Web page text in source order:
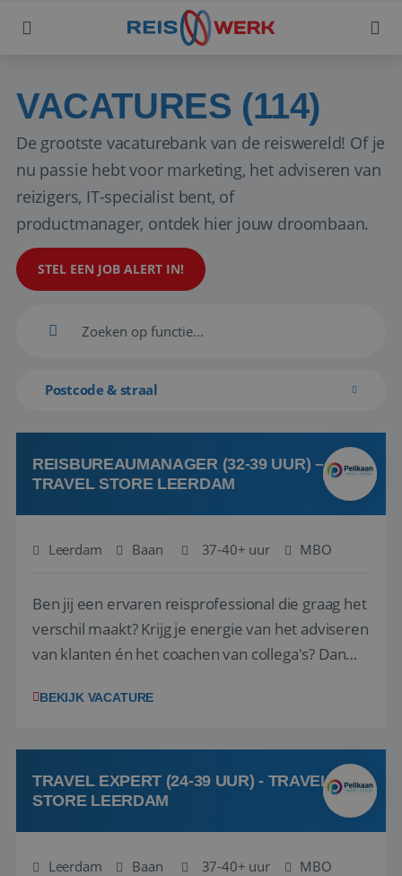
VACATURES (114)
De grootste vacaturebank van de reiswereld! Of je
nu passie hebt voor marketing, het adviseren van
reizigers, IT-specialist bent, of
productmanager, ontdek hier jouw droombaan.
STEL EEN JOB ALERT IN!
Postcode & straal
REISBUREAUMANAGER (32-39 UUR) –
TRAVEL STORE LEERDAM
Leerdam Baan 37-40+ uur MBO
Ben jij een ervaren reisprofessional die graag het
verschil maakt? Krijg je energie van het adviseren
van klanten én het coachen van collega's? Dan
(onderdeel van Pelikaan Travel Group) zoeken
team het reisbureau verder...
BEKIJK VACATURE
TRAVEL EXPERT (24-39 UUR) - TRAVEL
STORE LEERDAM
Leerdam Baan 37-40+ uur MBO